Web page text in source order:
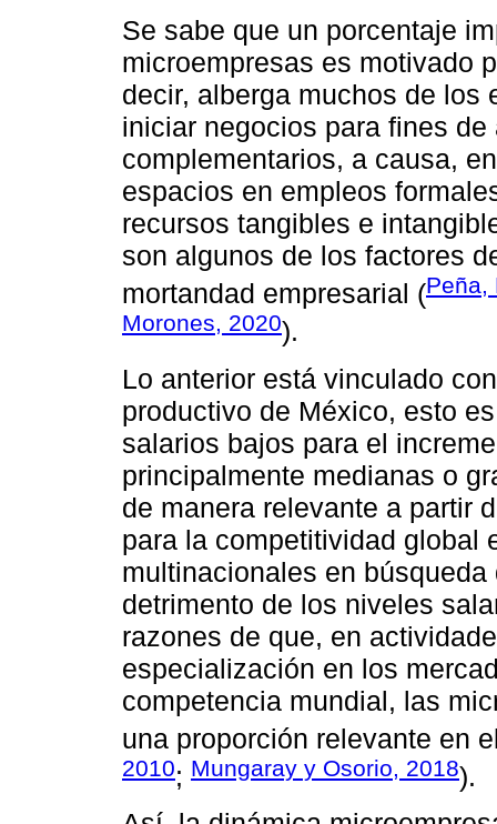
Se sabe que un porcentaje
microempresas es motivado
decir, alberga muchos de los
iniciar negocios para fines
complementarios, a causa,
espacios en empleos
recursos tangibles e
son algunos de los factores
mortandad empresarial (Peña,
Morones, 2020).
Lo anterior está vinculado
productivo de México, esto
salarios bajos para el
principalmente medianas o
de manera relevante a partir
para la competitividad global
multinacionales en
detrimento de los niveles
razones de que, en
especialización en los
competencia mundial, las
una proporción relevante en
2010; Mungaray y Osorio, 2018).